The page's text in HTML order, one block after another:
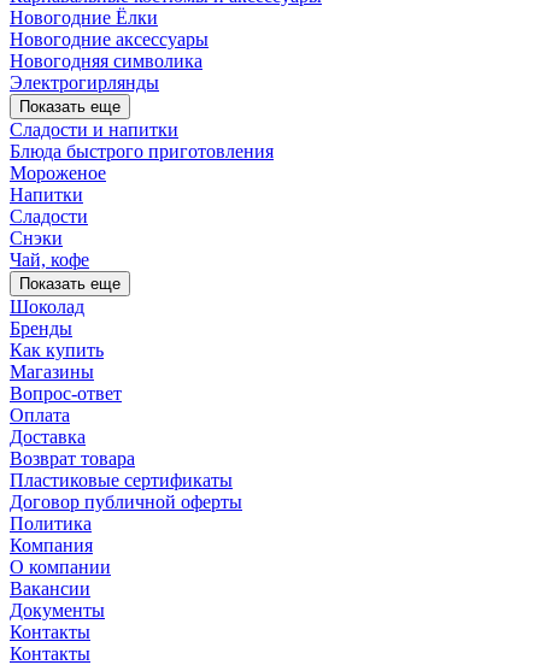
Новогодние Ёлки
Новогодние аксессуары
Новогодняя символика
Электрогирлянды
Показать еще
Сладости и напитки
Блюда быстрого приготовления
Мороженое
Напитки
Сладости
Снэки
Чай, кофе
Показать еще
Шоколад
Бренды
Как купить
Магазины
Вопрос-ответ
Оплата
Доставка
Возврат товара
Пластиковые сертификаты
Договор публичной оферты
Политика
Компания
О компании
Вакансии
Документы
Контакты
Контакты